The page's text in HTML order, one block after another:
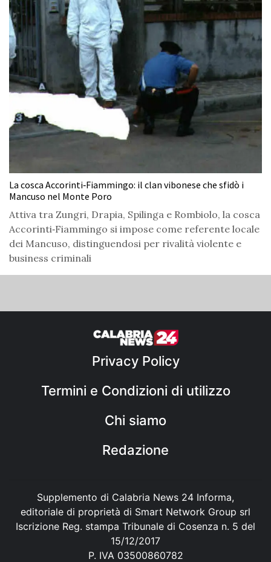
La cosca Accorinti‑Fiammingo: il clan vibonese che sfidò i
Mancuso nel Monte Poro
Attiva tra Zungri, Drapia, Spilinga e Rombiolo, la cosca
Accorinti‑Fiammingo si impose come referente locale
dei Mancuso, distinguendosi per rivalità violente e
business criminali
Privacy Policy
Termini e Condizioni di utilizzo
Chi siamo
Redazione
Supplemento di Calabria News 24 Informa,
editoriale di proprietà di Smart Network Group srl
Iscrizione Reg. stampa Tribunale di Cosenza n. 5 del
15/12/2017
P. IVA 03500860782